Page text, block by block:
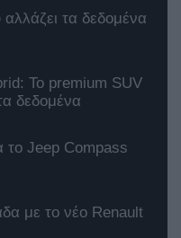
τα δεδομένα
Το premium SUV
δεδομένα
το Jeep Compass
με το νέο Renault